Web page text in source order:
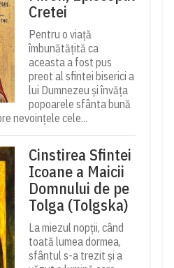
Cretei
Pentru o viață
îmbunătățită ca
aceasta a fost pus
preot al sfintei biserici a
lui Dumnezeu și învăța
popoarele sfânta bună
nevoințele cele...
Cinstirea Sfintei
Icoane a Maicii
Domnului de pe
Tolga (Tolgska)
La miezul nopții, când
toată lumea dormea,
sfântul s-a trezit și a